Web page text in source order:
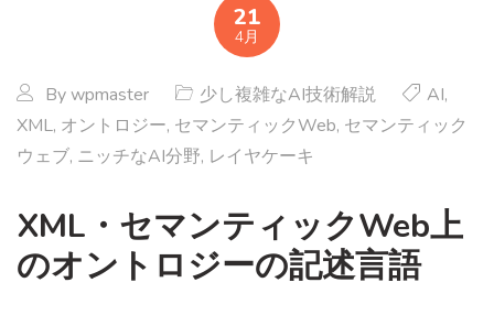
21
4月
Bywpmaster 少し複雑なAI技術解説 AI,
XML, オントロジー, セマンティックWeb, セマンティック
ウェブ, ニッチなAI分野, レイヤケーキ
XML・セマンティックWeb上
のオントロジーの記述言語